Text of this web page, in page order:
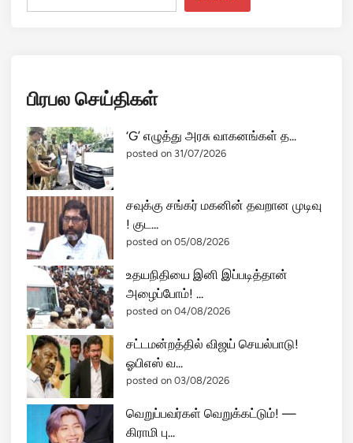
பிரபல செய்திகள்
‘G’ எழுத்து அரசு வாகனங்கள் த...
posted on 31/07/2026
சவுக்கு சங்கர் மகனின் தவறான முடிவு
! குட...
posted on 05/08/2026
உதயநிதியை இனி இப்படித்தான்
அழைப்போம்! ...
posted on 04/08/2026
சட்டமன்றத்தில் விஜய் செயல்பாடு!
ஓபிஎஸ் வ...
posted on 03/08/2026
வெறுப்பவர்கள் வெறுக்கட்டும்! —
கிராமி பு...